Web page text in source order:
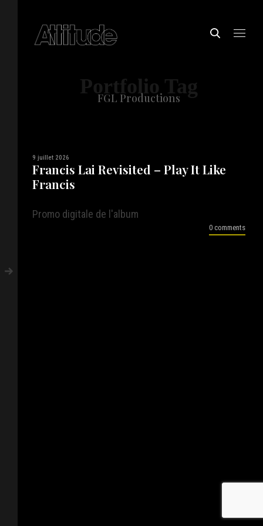
Portfolio Tag
FGL Productions
9 juillet 2026
Francis Lai Revisited – Play It Like
Francis
Promo digitale de l'album
0 comments